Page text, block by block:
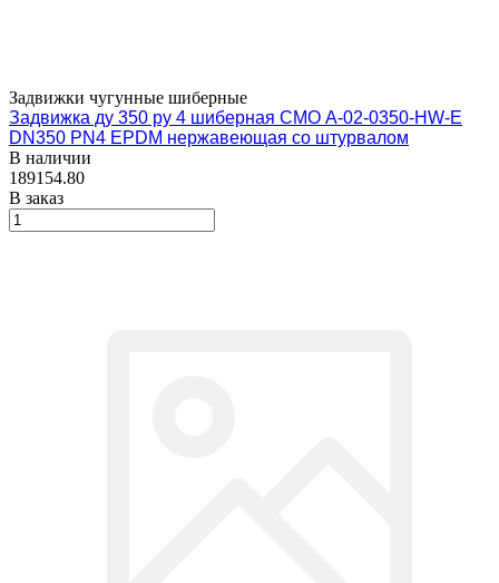
Задвижки чугунные шиберные
Задвижка ду 350 ру 4 шиберная СМО A-02-0350-HW-E
DN350 PN4 EPDM нержавеющая со штурвалом
В наличии
189154.80
В заказ